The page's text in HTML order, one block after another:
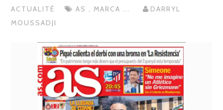
ACTUALITÉ AS , MARCA ...
DARRYL
MOUSSADJI